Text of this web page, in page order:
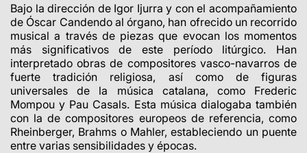
Bajo la dirección de Igor Ijurra y con el acompañamiento
de Óscar Candendo al órgano, han ofrecido un recorrido
musical a través de piezas que evocan los momentos
más significativos de este período litúrgico. Han
interpretado obras de compositores vasco-navarros de
fuerte tradición religiosa, así como de figuras
universales de la música catalana, como Frederic
Mompou y Pau Casals. Esta música dialogaba también
con la de compositores europeos de referencia, como
Rheinberger, Brahms o Mahler, estableciendo un puente
entre varias sensibilidades y épocas.